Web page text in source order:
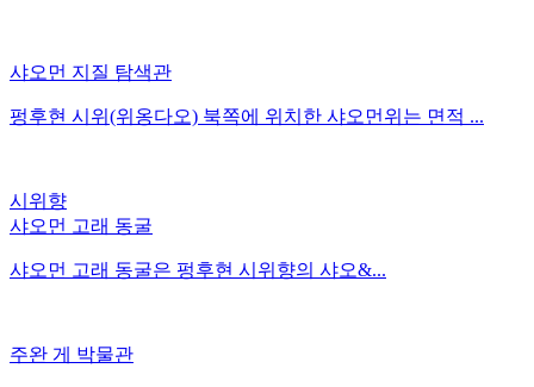
샤오먼 지질 탐색관
펑후현 시위(위옹다오) 북쪽에 위치한 샤오먼위는 면적 ...
시위향
샤오먼 고래 동굴
샤오먼 고래 동굴은 펑후현 시위향의 샤오&...
주완 게 박물관